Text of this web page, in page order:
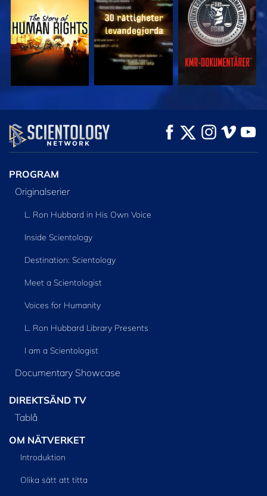
TITTA TITTA TITTA
TITTA
UTFORSKA
SERIEN
PROGRAM
Originalserier
L. Ron Hubbard in His Own Voice
Inside Scientology
Destination: Scientology
Meet a Scientologist
Voices for Humanity
L. Ron Hubbard Library Presents
I am a Scientologist
Documentary Showcase
DIREKTSÄND TV
Tablå
OM NÄTVERKET
Introduktion
Olika sätt att titta